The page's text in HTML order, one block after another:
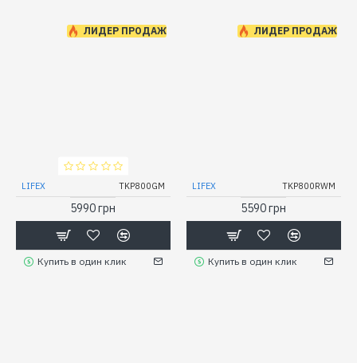
ЛИДЕР ПРОДАЖ
LIFEX TKP800GM
5990 грн
Купить в один клик
ЛИДЕР ПРОДАЖ
LIFEX TKP800RWM
5590 грн
Купить в один клик